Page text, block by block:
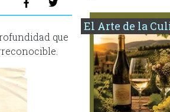
que
El Arte de la